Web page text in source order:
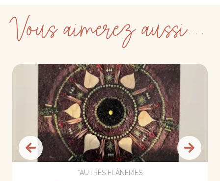
Vous aimerez aussi...
*AUTRES FLÂNERIES